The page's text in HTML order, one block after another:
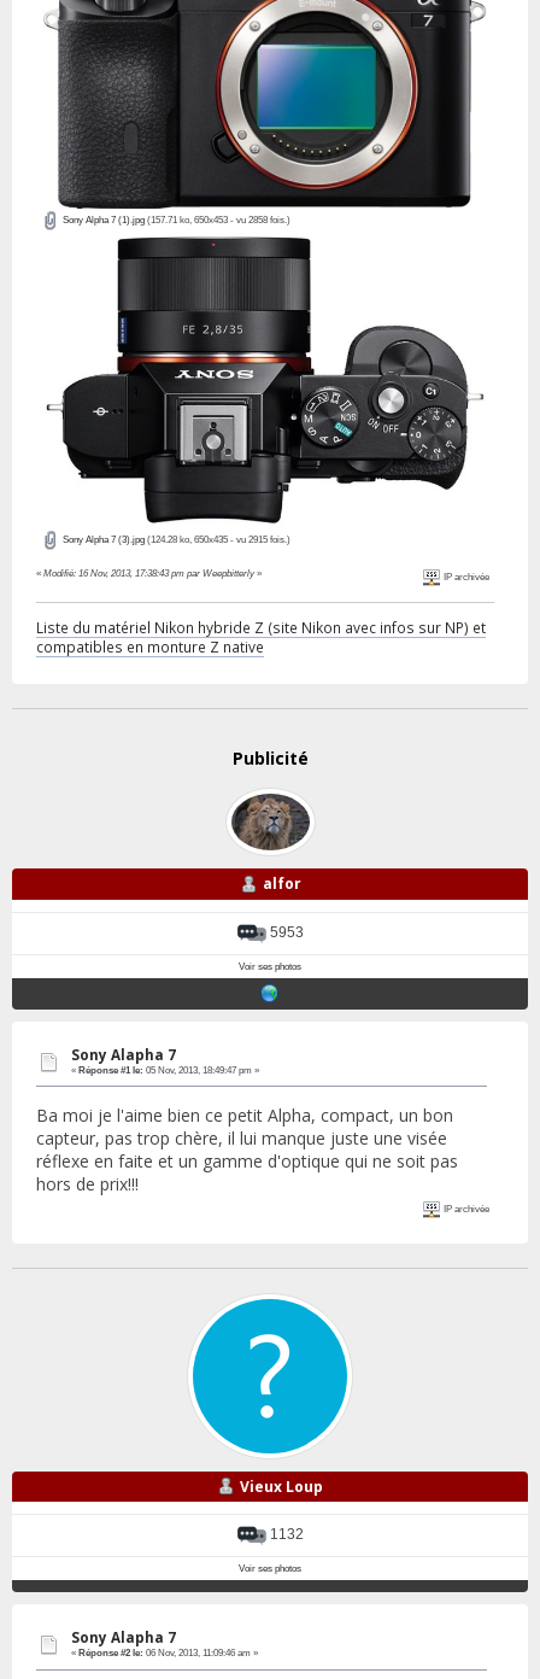
Sony Alpha 7 (1).jpg(157.71 ko, 650x453 - vu 2858 fois.)
Sony Alpha 7 (3).jpg(124.28 ko, 650x435 - vu 2915 fois.)
« Modifié: 16 Nov, 2013, 17:38:43 pm par Weepbitterly» IP archivée
Liste du matériel Nikon hybride Z (site Nikon avec infos sur NP) et
compatibles en monture Z native
Publicité
alfor
5953
Voir ses photos
Sony Alapha 7
« Réponse #1 le: 05 Nov, 2013, 18:49:47 pm »
Ba moi je l'aime bien ce petit Alpha, compact, un bon
capteur, pas trop chère, il lui manque juste une visée
réflexe en faite et un gamme d'optique qui ne soit pas
hors de prix!!!
IP archivée
Vieux Loup
1132
Voir ses photos
Sony Alapha 7
« Réponse #2 le: 06 Nov, 2013, 11:09:46 am »